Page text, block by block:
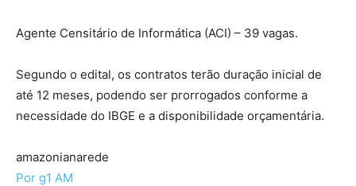
Agente Censitário de Informática (ACI) – 39 vagas.
Segundo o edital, os contratos terão duração inicial de
até 12 meses, podendo ser prorrogados conforme a
necessidade do IBGE e a disponibilidade orçamentária.
amazonianarede
Por g1 AM